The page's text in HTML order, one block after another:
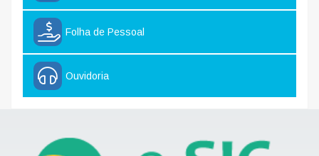
Folha de Pessoal
Ouvidoria